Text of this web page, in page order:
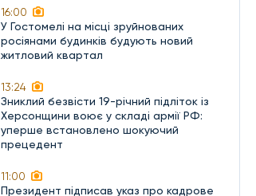
16:00
У Гостомелі на місці зруйнованих
росіянами будинків будують новий
житловий квартал
13:24
Зниклий безвісти 19-річний підліток із
Херсонщини воює у складі армії РФ:
уперше встановлено шокуючий
прецедент
11:00
Президент підписав указ про кадрове